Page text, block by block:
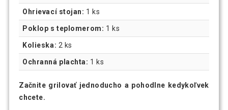
Ohrievací stojan: 1 ks
Poklop s teplomerom: 1 ks
Kolieska: 2 ks
Ochranná plachta: 1 ks
Začnite grilovať jednoducho a pohodlne kedykoľvek
chcete.